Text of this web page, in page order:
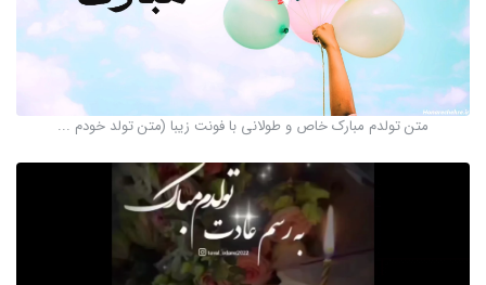
متن تولدم مبارک خاص و طولانی با فونت زیبا (متن تولد خودم ...